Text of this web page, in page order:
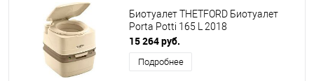
Биотуалет THETFORD Биотуалет
Porta Potti 165 L 2018
15 264 руб.
Подробнее